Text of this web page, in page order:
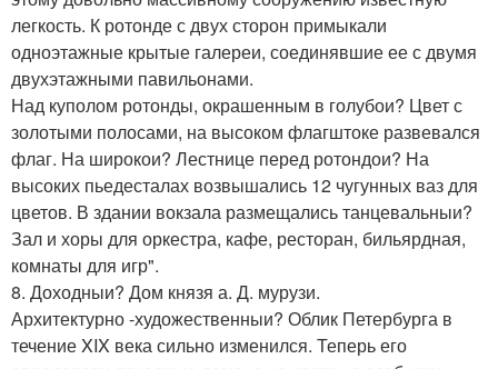
легкость. К ротонде с двух сторон примыкали
одноэтажные крытые галереи, соединявшие ее с двумя
двухэтажными павильонами.
Над куполом ротонды, окрашенным в голубои? Цвет с
золотыми полосами, на высоком флагштоке развевался
флаг. На широкои? Лестнице перед ротондои? На
высоких пьедесталах возвышались 12 чугунных ваз для
цветов. В здании вокзала размещались танцевальныи?
Зал и хоры для оркестра, кафе, ресторан, бильярдная,
комнаты для игр".
8. Доходныи? Дом князя а. Д. мурузи.
Архитектурно -художественныи? Облик Петербурга в
течение XIX века сильно изменился. Теперь его